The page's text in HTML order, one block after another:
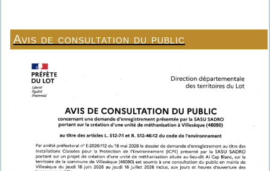
Avis de consultation du public